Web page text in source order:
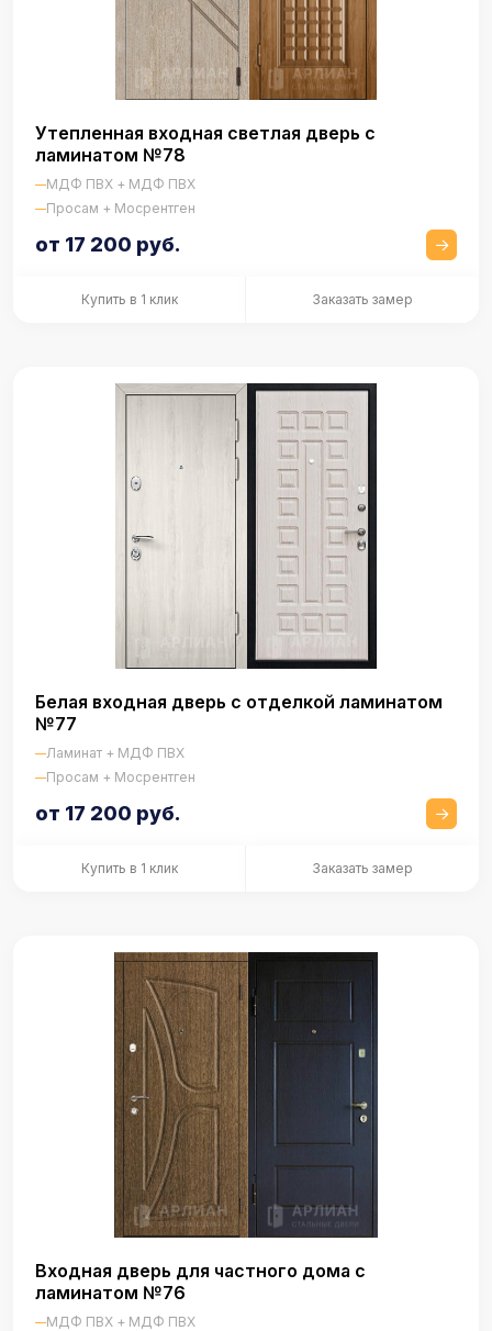
Утепленная входная светлая дверь с
ламинатом №78
МДФ ПВХ + МДФ ПВХ
Просам + Мосрентген
от 17 200 руб.
Купить в 1 клик Заказать замер
Белая входная дверь с отделкой ламинатом
№77
Ламинат + МДФ ПВХ
Просам + Мосрентген
от 17 200 руб.
Купить в 1 клик Заказать замер
Входная дверь для частного дома с
ламинатом №76
МДФ ПВХ + МДФ ПВХ